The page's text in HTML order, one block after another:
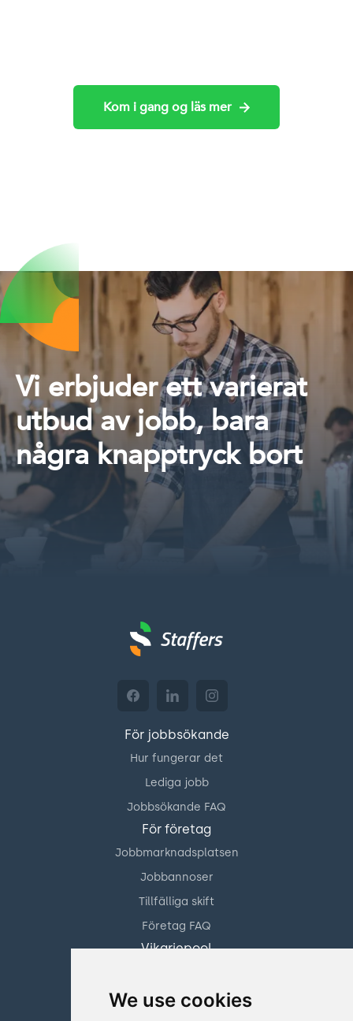
We use cookies
Kom i gang og läs mer
Vi erbjuder ett varierat
utbud av jobb, bara
några knapptryck bort
För jobbsökande
Hur fungerar det
Lediga jobb
Jobbsökande FAQ
För företag
Jobbmarknadsplatsen
Jobbannoser
Tillfälliga skift
Företag FAQ
Vikariepool
Facility management